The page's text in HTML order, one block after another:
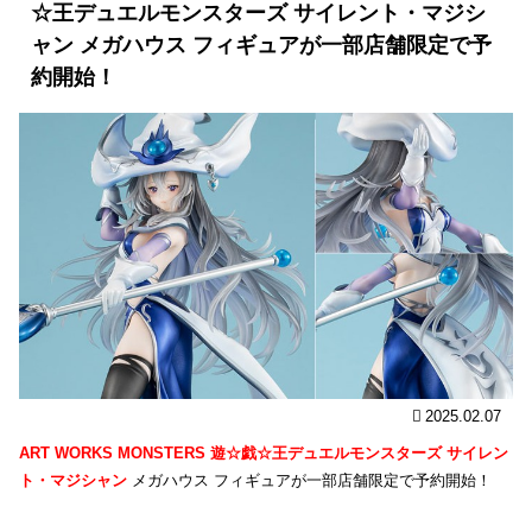
☆王デュエルモンスターズ サイレント・マジシ
ャン メガハウス フィギュアが一部店舗限定で予
約開始！
2025.02.07
ART WORKS MONSTERS 遊☆戯☆王デュエルモンスターズ サイレン
ト・マジシャン メガハウス フィギュアが一部店舗限定で予約開始！